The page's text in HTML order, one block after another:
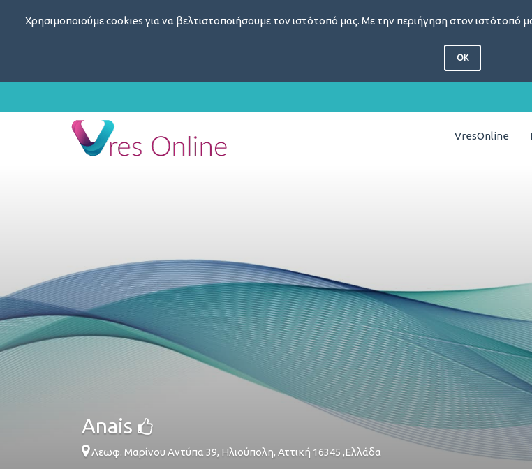
Χρησιμοποιούμε cookies για να βελτιστοποιήσουμε τον ιστότοπό μας. Με την περιήγηση στον ιστότοπό
OK
VresOnline
Anais
Λεωφ. Μαρίνου Αντύπα 39, Ηλιούπολη, Αττική 16345 ,Ελλάδα